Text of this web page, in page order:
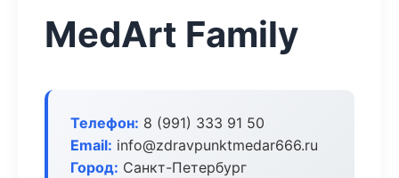
MedArt Family
Телефон: 8 (991) 333 91 50
Email: info@zdravpunktmedar666.ru
Город: Санкт-Петербург